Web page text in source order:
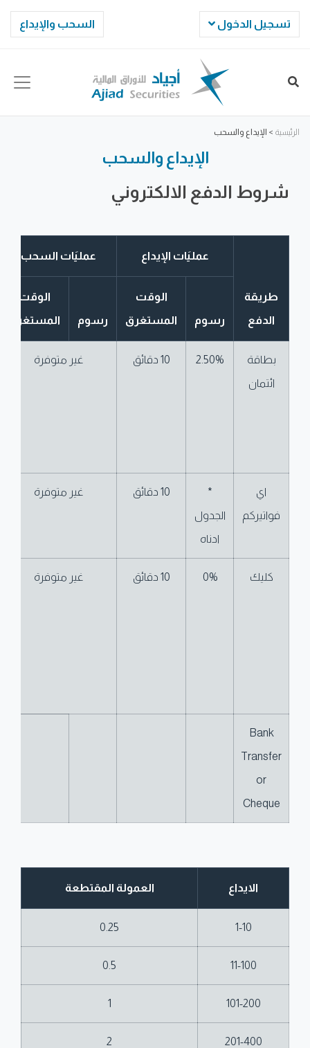
السحب والإيداع تسجيل الدخول
الرئيسية > الإيداع والسحب
الإيداع والسحب
شروط الدفع الالكتروني
طريقة
الدفع
عمليَات الإيداع عمليَات السحب
رسوم
الوقت
المستغرق
رسوم
الوقت
المستغرق
بطاقة
ائتمان
2.50% 10 دقائق غير متوفرة
اي
فواتيركم
*
الجدول
ادناه
10 دقائق غير متوفرة
كليك 0% 10 دقائق غير متوفرة
Bank
Transfer
or
Cheque
الايداع العمولة المقتطعة
1-10
0.25
11-100
0.5
101-200
1
201-400
2